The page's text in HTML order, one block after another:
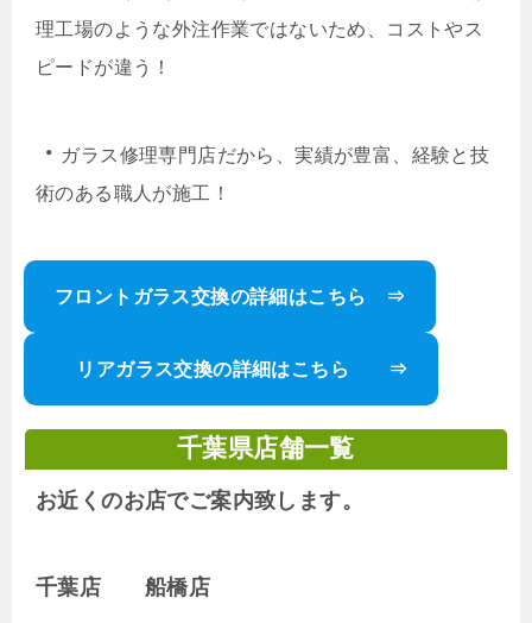
理工場のような外注作業ではないため、コストやス
ピードが違う！
・ ガラス修理専門店だから、実績が豊富、経験と技
術のある職人が施工！
フロントガラス交換の詳細はこちら ⇒
リアガラス交換の詳細はこちら ⇒
千葉県店舗一覧
お近くのお店でご案内致します。
千葉店 船橋店